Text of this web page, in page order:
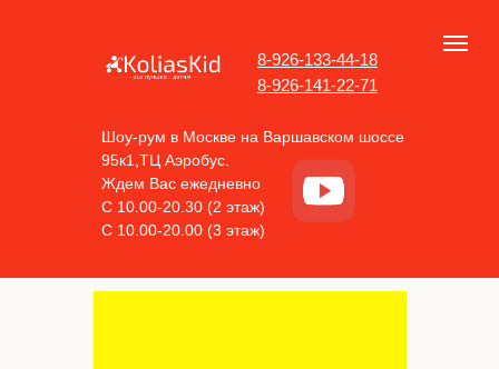
Шоу-рум в Москве на Варшавском шоссе
95к1,ТЦ Аэробус.
Ждем Вас ежедневно
С 10.00-20.30 (2 этаж)
С 10.00-20.00 (3 этаж)
8-926-141-22-71
8-926-133-44-18